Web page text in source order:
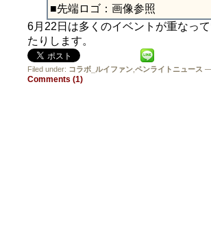
■先端ロゴ：画像参照
6月22日は多くのイベントが重なっ
たりします。
Filed under: コラボ_ルイファン ペンライトニュース —
Comments (1)